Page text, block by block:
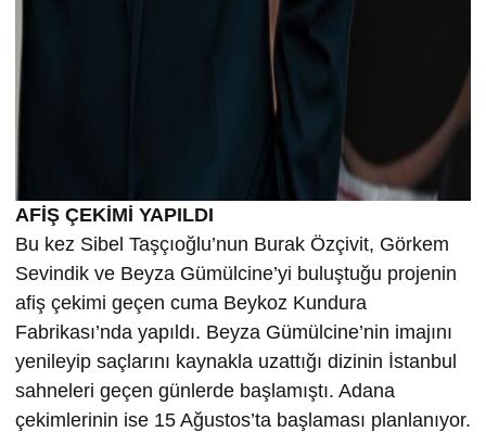
AFİŞ ÇEKİMİ YAPILDI
Bu kez Sibel Taşçıoğlu’nun Burak Özçivit, Görkem
Sevindik ve Beyza Gümülcine’yi buluştuğu projenin
afiş çekimi geçen cuma Beykoz Kundura
Fabrikası’nda yapıldı. Beyza Gümülcine’nin imajını
yenileyip saçlarını kaynakla uzattığı dizinin İstanbul
sahneleri geçen günlerde başlamıştı. Adana
çekimlerinin ise 15 Ağustos’ta başlaması planlanıyor.